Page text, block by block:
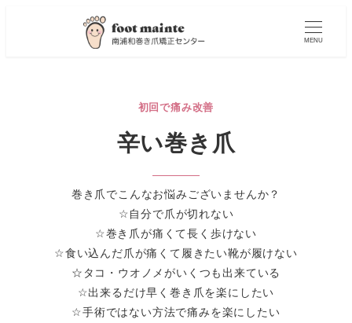
MENU
初回で痛み改善
辛い巻き爪
巻き爪でこんなお悩みございませんか？
☆自分で爪が切れない
☆巻き爪が痛くて長く歩けない
☆食い込んだ爪が痛くて履きたい靴が履けない
☆タコ・ウオノメがいくつも出来ている
☆出来るだけ早く巻き爪を楽にしたい
☆手術ではない方法で痛みを楽にしたい